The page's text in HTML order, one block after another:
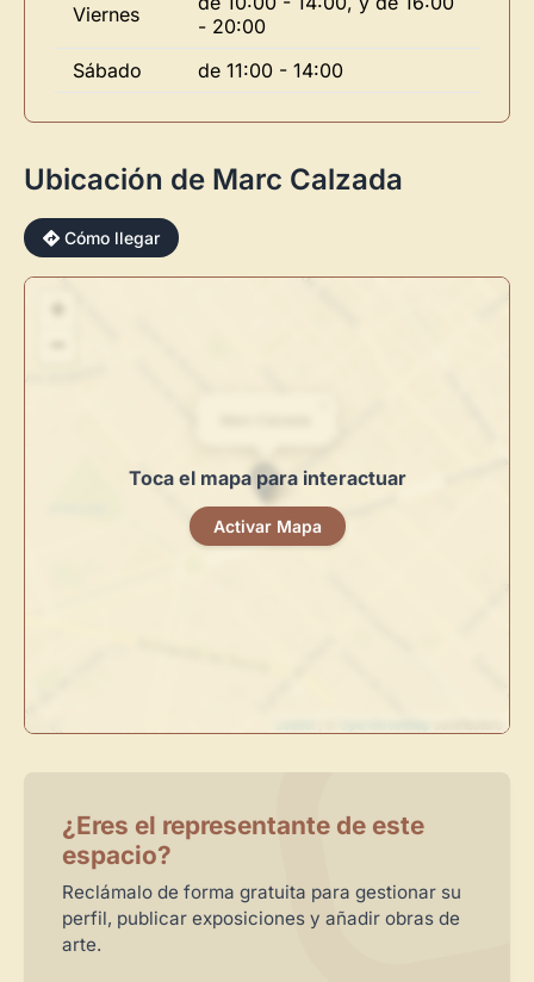
Viernes
- 20:00
Sábado
de 11:00 - 14:00
Ubicación de Marc Calzada
Cómo llegar
+
Toca el mapa para interactuar
Activar Mapa
¿Eres el representante de este
espacio?
Reclámalo de forma gratuita para gestionar su
perfil, publicar exposiciones y añadir obras de
arte.
centro de control para gestionar todo tu arte.
Publica y gestiona tus obras
Crear cuenta y abrir mi Panel Explorar obras